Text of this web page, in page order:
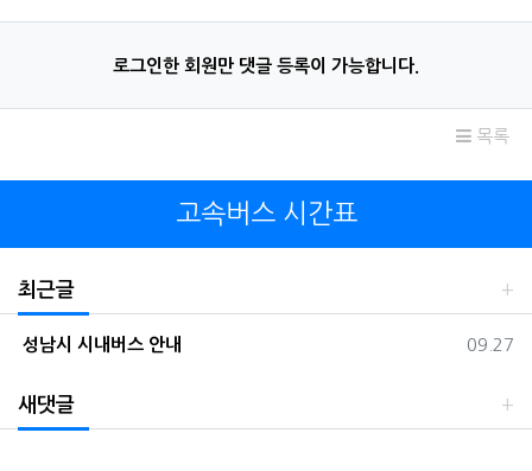
로그인한 회원만 댓글 등록이 가능합니다.
목록
고속버스 시간표
최근글
등록일
09.27
성남시 시내버스 안내
새댓글